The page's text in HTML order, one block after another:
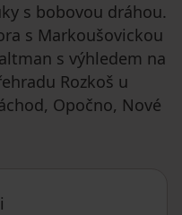
s bobovou dráhou.
s Markoušovickou
s výhledem na
Rozkoš u
Opočno, Nové